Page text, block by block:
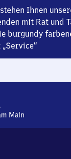
Ihnen
mit Rat und
burgundy
Main